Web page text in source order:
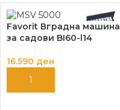
Favorit Вградна машина
за садови BI60-l14
16.590 ден
ДОДАЈ ВО КОШНИЦА